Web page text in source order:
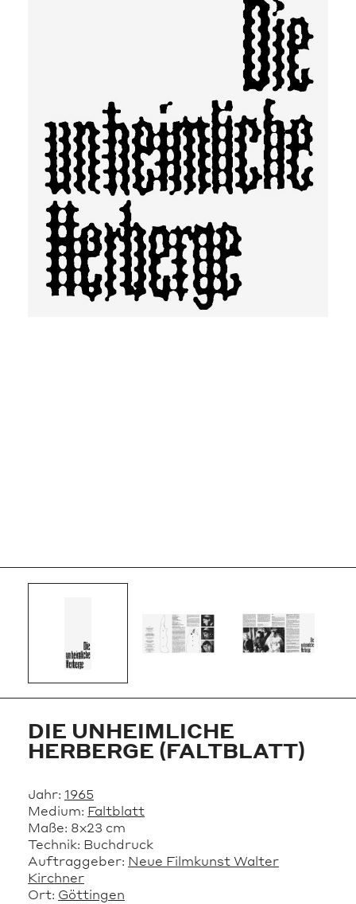
DIE UNHEIMLICHE
HERBERGE (FALTBLATT)
Jahr: 1965
Medium: Faltblatt
Maße: 8x23 cm
Technik: Buchdruck
Auftraggeber: Neue Filmkunst Walter
Kirchner
Ort: Göttingen